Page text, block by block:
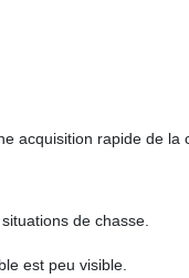
acquisition rapide de la
de chasse.
est peu visible.